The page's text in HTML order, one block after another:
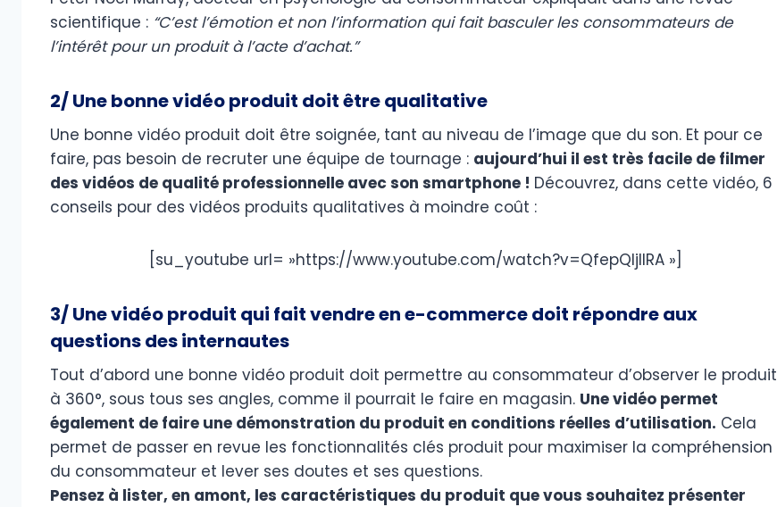
scientifique : “C’est l’émotion et non l’information qui fait basculer les consommateurs de
l’intérêt pour un produit à l’acte d’achat.”
2/ Une bonne vidéo produit doit être qualitative
Une bonne vidéo produit doit être soignée, tant au niveau de l’image que du son. Et pour ce
faire, pas besoin de recruter une équipe de tournage : aujourd’hui il est très facile de filmer
des vidéos de qualité professionnelle avec son smartphone ! Découvrez, dans cette vidéo, 6
conseils pour des vidéos produits qualitatives à moindre coût :
[su_youtube url= »https://www.youtube.com/watch?v=QfepQIjIIRA »]
3/ Une vidéo produit qui fait vendre en e-commerce doit répondre aux
questions des internautes
Tout d’abord une bonne vidéo produit doit permettre au consommateur d’observer le produit
à 360°, sous tous ses angles, comme il pourrait le faire en magasin. Une vidéo permet
également de faire une démonstration du produit en conditions réelles d’utilisation. Cela
permet de passer en revue les fonctionnalités clés produit pour maximiser la compréhension
du consommateur et lever ses doutes et ses questions.
Pensez à lister, en amont, les caractéristiques du produit que vous souhaitez présenter